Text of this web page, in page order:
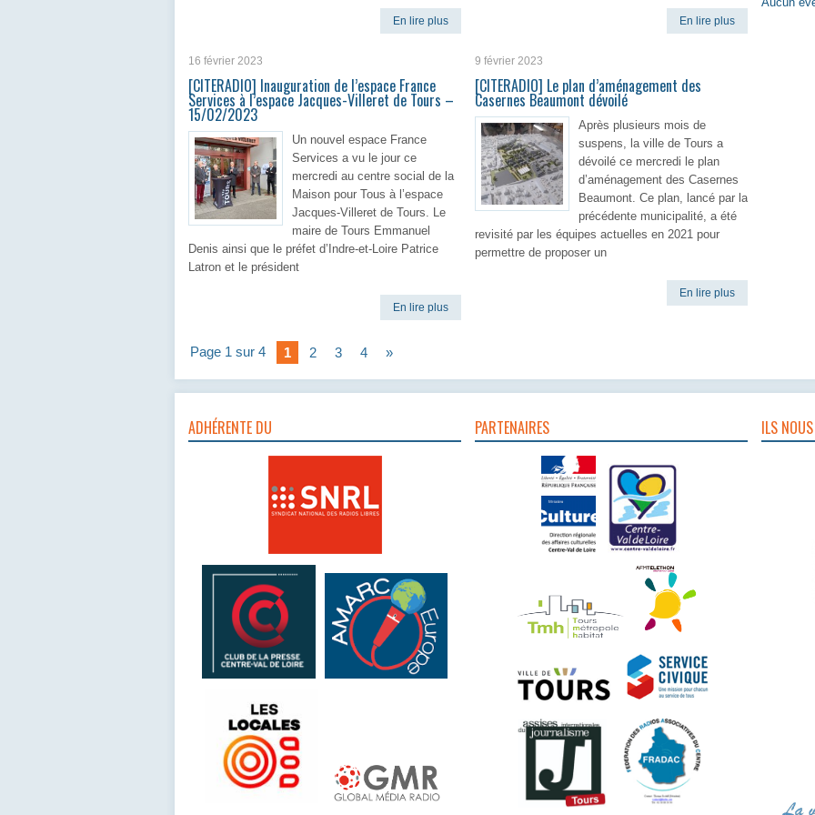
En lire plus En lire plus
16 février 2023
[CITERADIO] Inauguration de l’espace France
Services à l’espace Jacques-Villeret de Tours –
15/02/2023
Un nouvel espace France
Services a vu le jour ce
mercredi au centre social de la
Maison pour Tous à l’espace
Jacques-Villeret de Tours. Le
maire de Tours Emmanuel
Denis ainsi que le préfet d’Indre-et-Loire Patrice
Latron et le président
En lire plus
9 février 2023
[CITERADIO] Le plan d’aménagement des
Casernes Beaumont dévoilé
Après plusieurs mois de
suspens, la ville de Tours a
dévoilé ce mercredi le plan
d’aménagement des Casernes
Beaumont. Ce plan, lancé par la
précédente municipalité, a été
revisité par les équipes actuelles en 2021 pour
permettre de proposer un
En lire plus
Page 1 sur 4 1 2 3 4 »
ADHÉRENTE DU PARTENAIRES ILS